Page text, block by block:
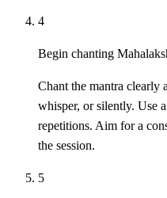
4
Begin chanting
Chant the mantra
whisper, or silently. Use
repetitions. Aim for a
the session.
5